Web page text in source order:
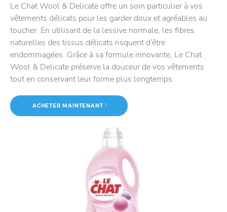
Le Chat Wool & Delicate offre un soin particulier à vos
vêtements délicats pour les garder doux et agréables au
toucher. En utilisant de la lessive normale, les fibres
naturelles des tissus délicats risquent d’être
endommagées. Grâce à sa formule innovante, Le Chat
Wool & Delicate préserve la douceur de vos vêtements
tout en conservant leur forme plus longtemps.
ACHETER MAINTENANT